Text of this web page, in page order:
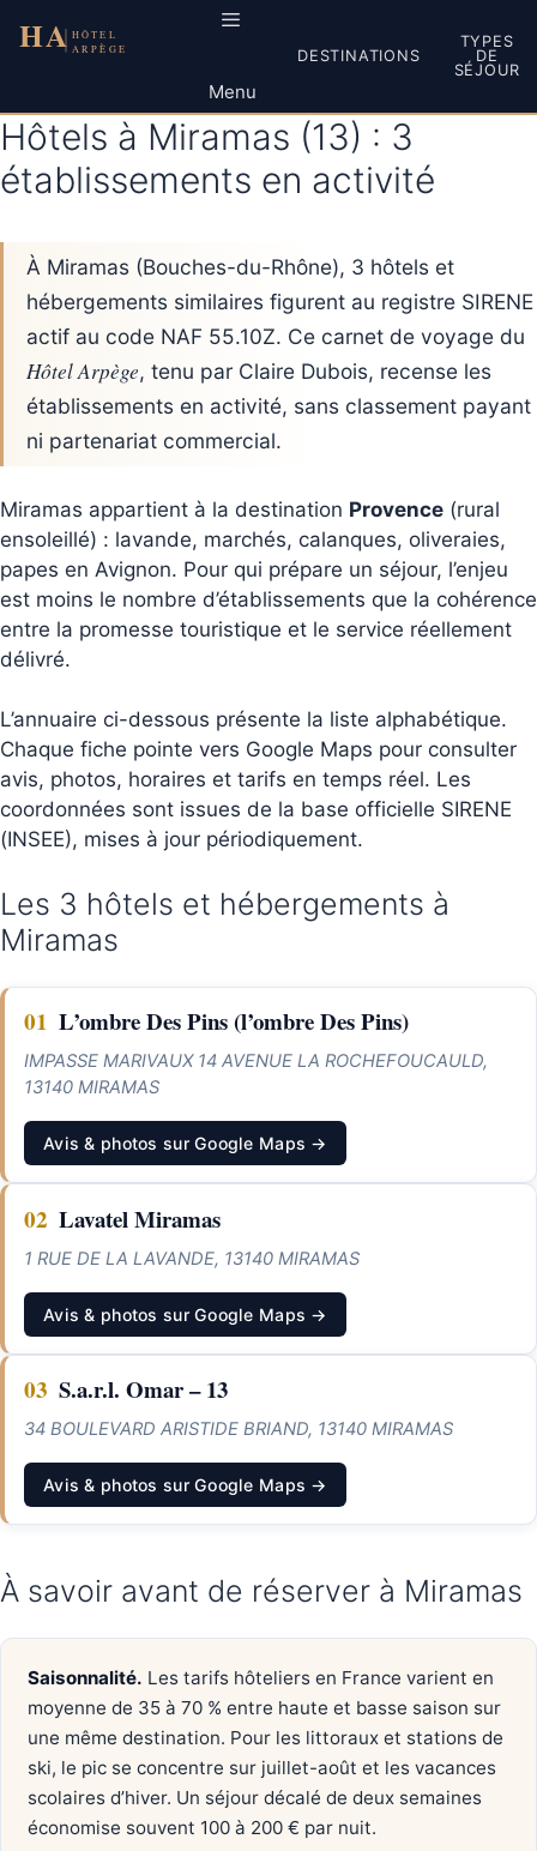
au
Menu
DESTINATIONS
TYPES
DE
SÉJOUR
Hôtels à Miramas (13) : 3
établissements en activité
À Miramas (Bouches-du-Rhône), 3 hôtels et
hébergements similaires figurent au registre SIRENE
actif au code NAF 55.10Z. Ce carnet de voyage du
Hôtel Arpège, tenu par Claire Dubois, recense les
établissements en activité, sans classement payant
ni partenariat commercial.
Miramas appartient à la destination Provence (rural
ensoleillé) : lavande, marchés, calanques, oliveraies,
papes en Avignon. Pour qui prépare un séjour, l’enjeu
est moins le nombre d’établissements que la cohérence
entre la promesse touristique et le service réellement
délivré.
L’annuaire ci-dessous présente la liste alphabétique.
Chaque fiche pointe vers Google Maps pour consulter
avis, photos, horaires et tarifs en temps réel. Les
coordonnées sont issues de la base officielle SIRENE
(INSEE), mises à jour périodiquement.
Les 3 hôtels et hébergements à
Miramas
01 L’ombre Des Pins (l’ombre Des Pins)
IMPASSE MARIVAUX 14 AVENUE LA ROCHEFOUCAULD,
13140 MIRAMAS
Avis & photos sur Google Maps →
02 Lavatel Miramas
1 RUE DE LA LAVANDE, 13140 MIRAMAS
Avis & photos sur Google Maps →
03 S.a.r.l. Omar – 13
34 BOULEVARD ARISTIDE BRIAND, 13140 MIRAMAS
Avis & photos sur Google Maps →
À savoir avant de réserver à Miramas
Saisonnalité. Les tarifs hôteliers en France varient en
moyenne de 35 à 70 % entre haute et basse saison sur
une même destination. Pour les littoraux et stations de
ski, le pic se concentre sur juillet-août et les vacances
scolaires d’hiver. Un séjour décalé de deux semaines
économise souvent 100 à 200 € par nuit.